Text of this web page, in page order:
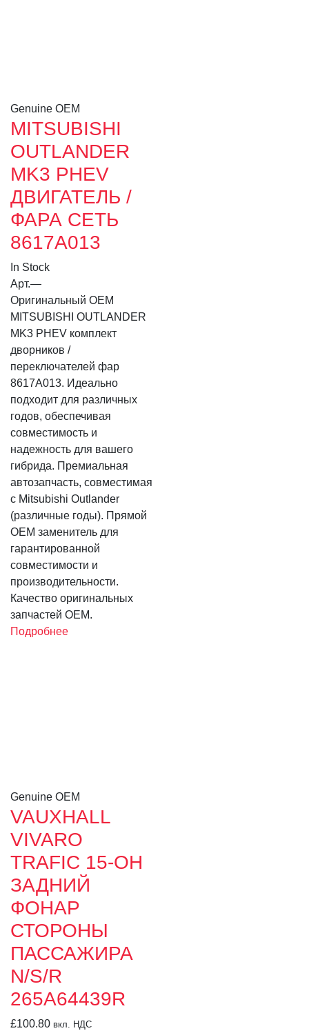
Genuine OEM
MITSUBISHI
OUTLANDER
MK3 PHEV
ДВИГАТЕЛЬ /
ФАРА СЕТЬ
8617A013
In Stock
Арт.—
Оригинальный OEM
MITSUBISHI OUTLANDER
MK3 PHEV комплект
дворников /
переключателей фар
8617A013. Идеально
подходит для различных
годов, обеспечивая
совместимость и
надежность для вашего
гибрида. Премиальная
автозапчасть, совместимая
с Mitsubishi Outlander
(различные годы). Прямой
OEM заменитель для
гарантированной
совместимости и
производительности.
Качество оригинальных
запчастей OEM.
Подробнее
Genuine OEM
VAUXHALL
VIVARO
TRAFIC 15-ОН
ЗАДНИЙ
ФОНАР
СТОРОНЫ
ПАССАЖИРА
N/S/R
265A64439R
£100.80 вкл. НДС